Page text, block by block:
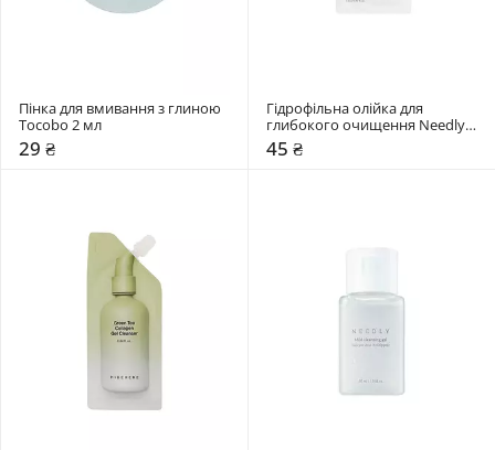
Пінка для вмивання з глиною
Tocobo 2 мл
29 ₴
Гідрофільна олійка для
глибокого очищення Needly 3
мл
45 ₴